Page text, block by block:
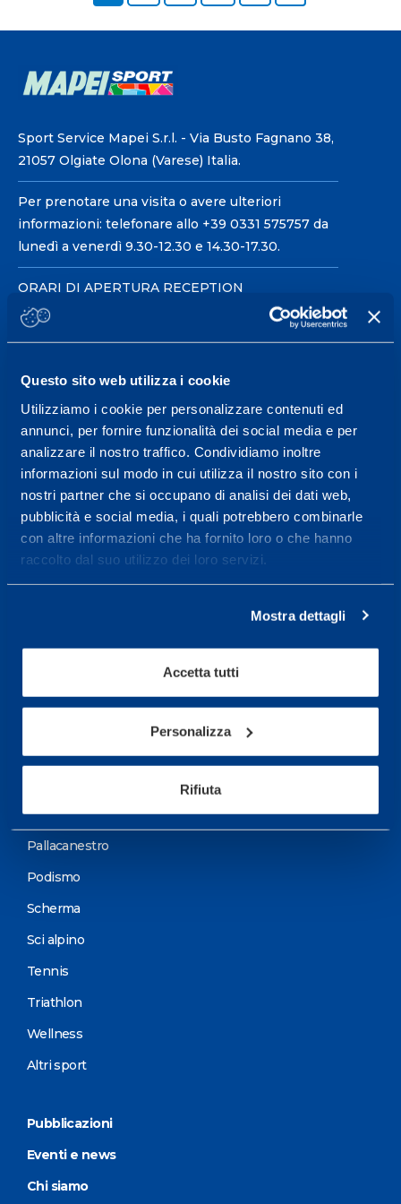
Questo sito web utilizza i cookie
Utilizziamo i cookie per personalizzare contenuti ed
annunci, per fornire funzionalità dei social media e per
analizzare il nostro traffico. Condividiamo inoltre
informazioni sul modo in cui utilizza il nostro sito con i
nostri partner che si occupano di analisi dei dati web,
pubblicità e social media, i quali potrebbero combinarle
con altre informazioni che ha fornito loro o che hanno
raccolto dal suo utilizzo dei loro servizi.
Mostra dettagli
Accetta tutti
Personalizza
Rifiuta
Sport Service Mapei S.r.l. - Via Busto Fagnano 38,
21057 Olgiate Olona (Varese) Italia.
Per prenotare una visita o avere ulteriori
informazioni: telefonare allo +39 0331 575757 da
lunedì a venerdì 9.30-12.30 e 14.30-17.30.
ORARI DI APERTURA RECEPTION
Da Lunedì al Venerdì
08.30 - 18.30
Centro servizi per l'alta
prestazione ed il
wellness.
Maggiori informazioni
Servizi
Motorsports
Pallacanestro
Podismo
Scherma
Sci alpino
Tennis
Triathlon
Wellness
Altri sport
Pubblicazioni
Eventi e news
Chi siamo